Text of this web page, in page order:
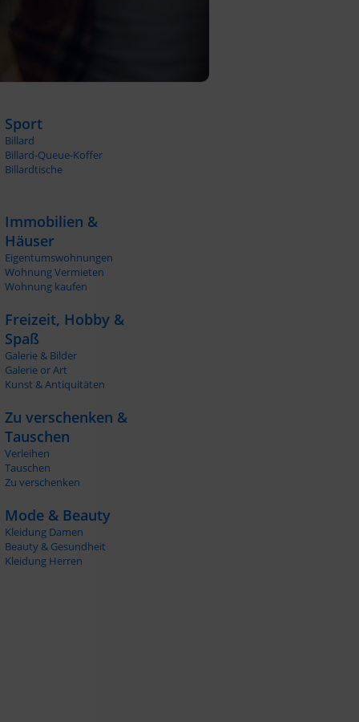
Sport
Billard
Billard-Queue-Koffer
Billardtische
Immobilien &
Häuser
Eigentumswohnungen
Wohnung Vermieten
Wohnung kaufen
Freizeit, Hobby &
Spaß
Galerie & Bilder
Galerie or Art
Kunst & Antiquitäten
Zu verschenken &
Tauschen
Verleihen
Tauschen
Zu verschenken
Mode & Beauty
Kleidung Damen
Beauty & Gesundheit
Kleidung Herren